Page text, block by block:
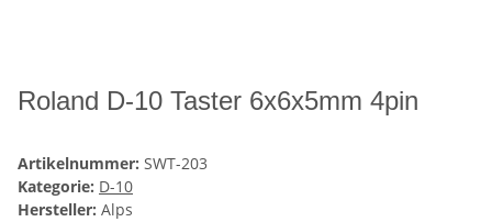
Roland D-10 Taster 6x6x5mm 4pin
Artikelnummer: SWT-203
Kategorie: D-10
Hersteller: Alps